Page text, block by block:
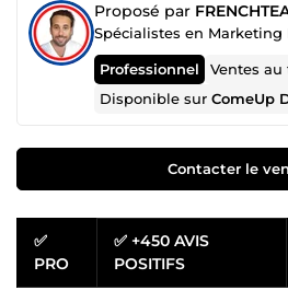
Proposé par
Professionnel Ventes
Disponible surComeUp
Contacter le
✅
PRO
✅ +450 AVIS
POSITIFS